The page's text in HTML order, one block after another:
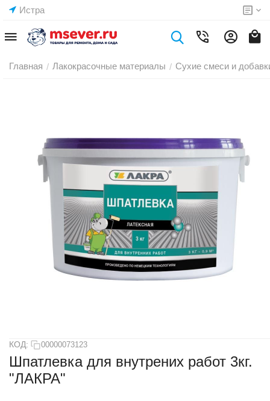
Истра
Главная / Лакокрасочные материалы / Сухие смеси и
КОД: 00000073123
Шпатлевка для внутрених работ 3кг.
"ЛАКРА"